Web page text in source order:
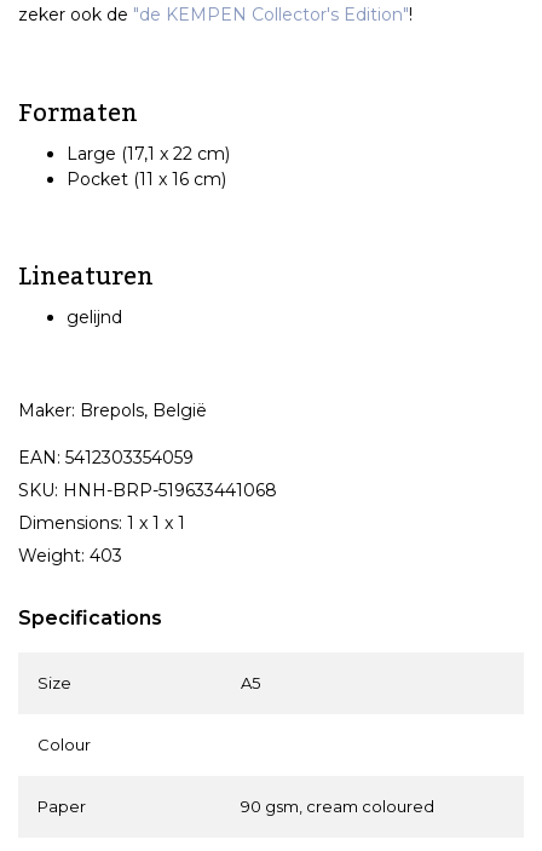
zeker ook de "de KEMPEN Collector's Edition"!
Formaten
Large (17,1 x 22 cm)
Pocket (11 x 16 cm)
Lineaturen
gelijnd
Maker: Brepols, België
EAN: 5412303354059
SKU: HNH-BRP-519633441068
Dimensions: 1 x 1 x 1
Weight: 403
Specifications
Size A5
Colour
Paper 90 gsm, cream coloured